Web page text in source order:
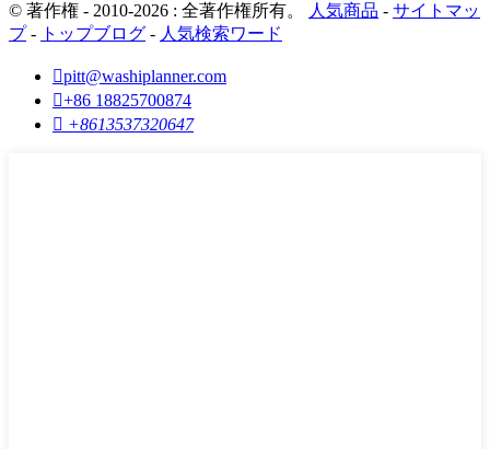
© 著作権 - 2010-2026 : 全著作権所有。 人気商品 - サイトマッ
プ- トップブログ - 人気検索ワード
pitt@washiplanner.com
+86 18825700874
 +8613537320647